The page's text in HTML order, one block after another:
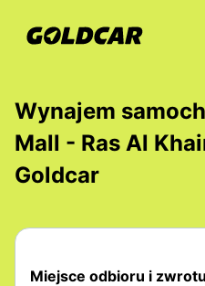
Wynajem
Mall - Ras Al
Goldcar
Miejsce odbioru i zwrotu